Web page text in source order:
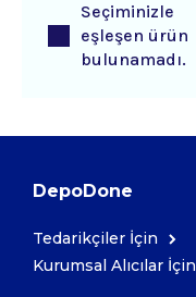
Gıda
Seçiminizle
eşleşen ürün
bulunamadı.
DepoDone
Tedarikçiler İçin
Kurumsal Alıcılar İçin